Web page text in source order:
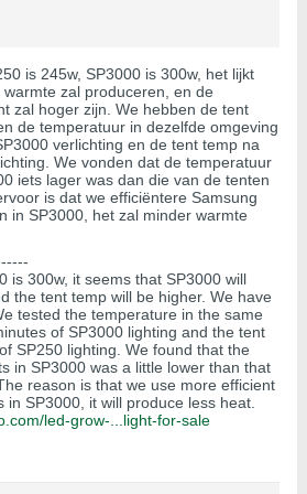
is 245w, SP3000 is 300w, het lijkt
zal produceren, en de
zal hoger zijn. We hebben de tent
de temperatuur in dezelfde omgeving
verlichting en de tent temp na
We vonden dat de temperatuur
iets lager was dan die van de tenten
is dat we efficiëntere Samsung
in SP3000, het zal minder warmte
is 300w, it seems that SP3000 will
the tent temp will be higher. We have
tested the temperature in the same
of SP3000 lighting and the tent
SP250 lighting. We found that the
in SP3000 was a little lower than that
reason is that we use more efficient
in SP3000, it will produce less heat.
led-grow-...light-for-sale